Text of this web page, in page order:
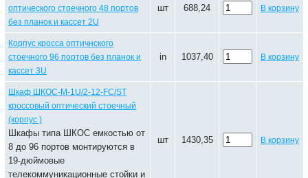
оптического стоечного 48 портов
без планок и кассет 2U
шт 688,24 В корзину
Корпус кросса оптичнского
стоечного 96 портов без планок и
кассет 3U
in 1037,40 В корзину
Шкаф ШКОС-М-1U/2-12-FC/ST
кроссовый оптический стоечный
(корпус )
Шкафы типа ШКОС емкостью от
8 до 96 портов монтируются в
19-дюймовые
телекоммуникационные стойки и
шт 1430,35 В корзину